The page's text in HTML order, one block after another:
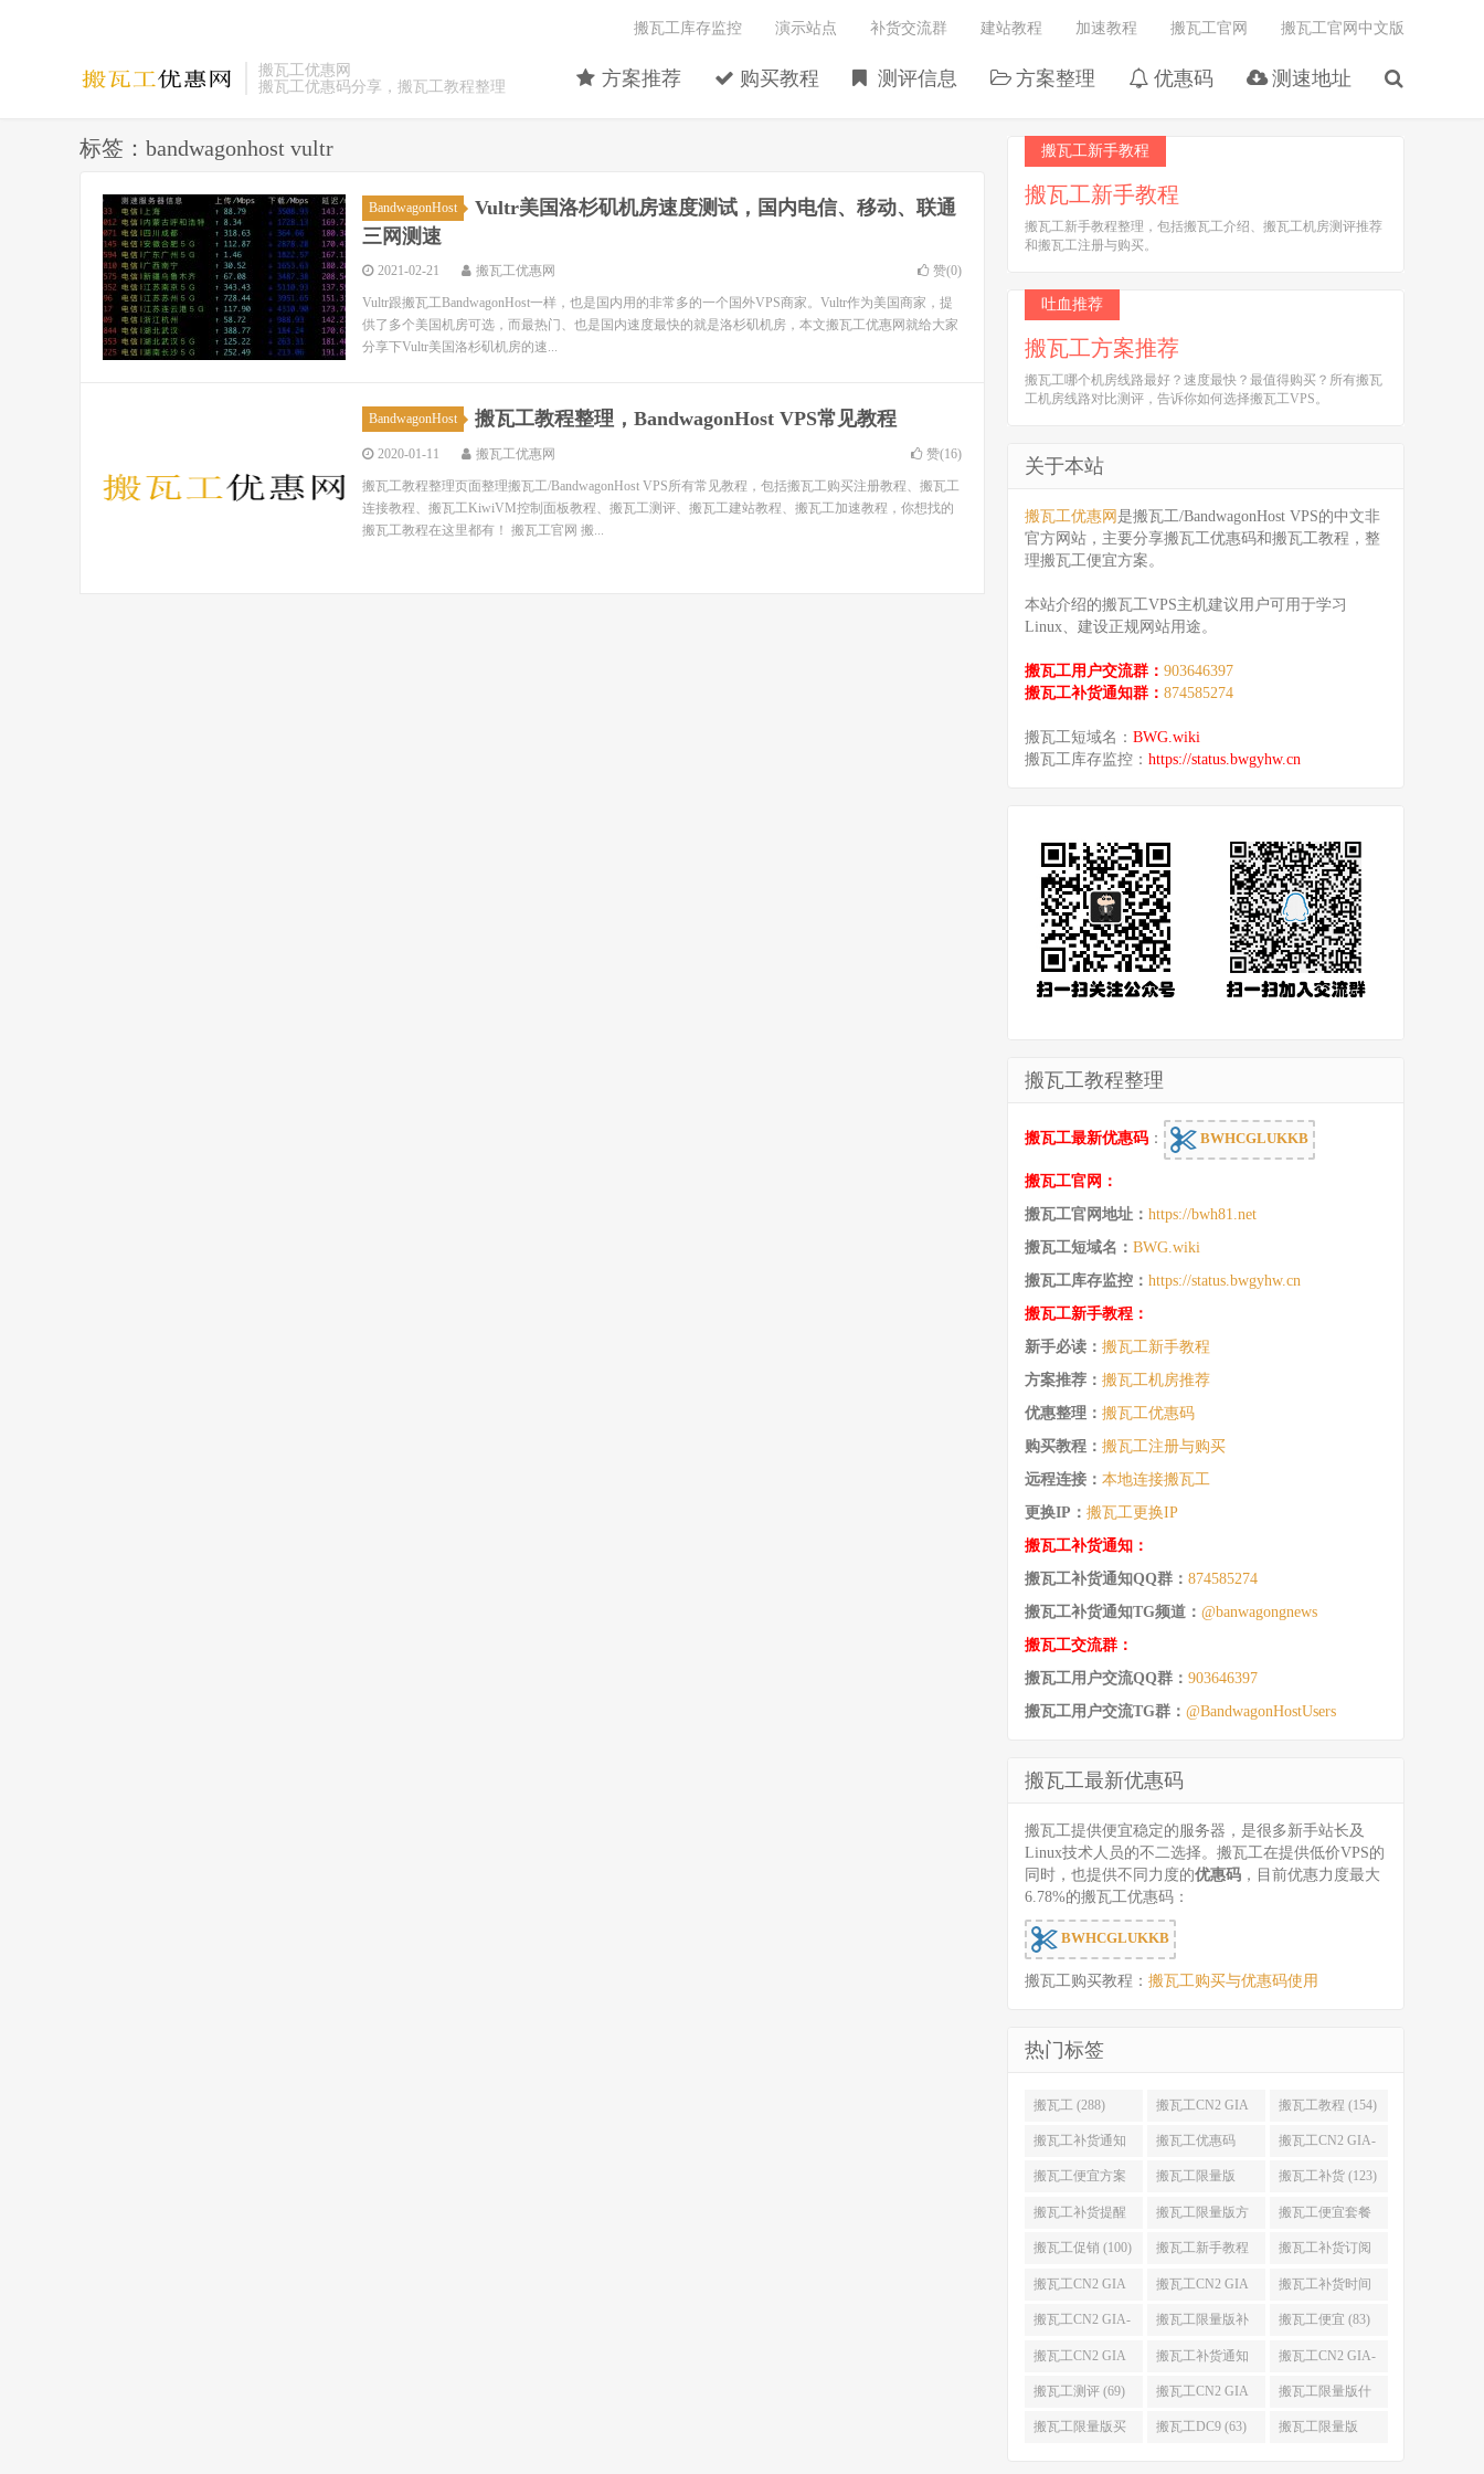
搬瓦工优惠网
搬瓦工优惠码分享，搬瓦工教程整理
方案推荐 购买教程 测评信息 方案整理 优惠码 测速地址
搬瓦工库存监控 演示站点 补货交流群 建站教程 加速教程 搬瓦工官网 搬瓦工官网中文版
标签：bandwagonhost vultr
BandwagonHost
Vultr美国洛杉矶机房速度测试，国内电信、移动、联通
三网测速
2021-02-21 搬瓦工优惠网 赞(0)
Vultr跟搬瓦工BandwagonHost一样，也是国内用的非常多的一个国外VPS商家。Vultr作为美国商家，提
供了多个美国机房可选，而最热门、也是国内速度最快的就是洛杉矶机房，本文搬瓦工优惠网就给大家
分享下Vultr美国洛杉矶机房的速...
BandwagonHost 搬瓦工教程整理，BandwagonHost VPS常见教程
2020-01-11 搬瓦工优惠网 赞(16)
搬瓦工教程整理页面整理搬瓦工/BandwagonHost VPS所有常见教程，包括搬瓦工购买注册教程、搬瓦工
连接教程、搬瓦工KiwiVM控制面板教程、搬瓦工测评、搬瓦工建站教程、搬瓦工加速教程，你想找的
搬瓦工教程在这里都有！ 搬瓦工官网 搬...
搬瓦工新手教程
搬瓦工新手教程
搬瓦工新手教程整理，包括搬瓦工介绍、搬瓦工机房测评推荐
和搬瓦工注册与购买。
吐血推荐
搬瓦工方案推荐
搬瓦工哪个机房线路最好？速度最快？最值得购买？所有搬瓦
工机房线路对比测评，告诉你如何选择搬瓦工VPS。
关于本站
搬瓦工优惠网 是搬瓦工/BandwagonHost VPS的中文非
官方网站，主要分享搬瓦工优惠码和搬瓦工教程，整
理搬瓦工便宜方案。
本站介绍的搬瓦工VPS主机建议用户可用于学习
Linux、建设正规网站用途。
搬瓦工用户交流群： 903646397
搬瓦工补货通知群： 874585274
搬瓦工短域名： BWG.wiki
搬瓦工库存监控： https://status.bwgyhw.cn
搬瓦工教程整理
搬瓦工最新优惠码 ： BWHCGLUKKB
搬瓦工官网：
搬瓦工官网地址： https://bwh81.net
搬瓦工短域名： BWG.wiki
搬瓦工库存监控： https://status.bwgyhw.cn
搬瓦工新手教程：
新手必读： 搬瓦工新手教程
方案推荐： 搬瓦工机房推荐
优惠整理： 搬瓦工优惠码
购买教程： 搬瓦工注册与购买
远程连接： 本地连接搬瓦工
更换IP： 搬瓦工更换IP
搬瓦工补货通知：
搬瓦工补货通知QQ群： 874585274
搬瓦工补货通知TG频道： @banwagongnews
搬瓦工交流群：
搬瓦工用户交流QQ群： 903646397
搬瓦工用户交流TG群： @BandwagonHostUsers
搬瓦工最新优惠码
搬瓦工提供便宜稳定的服务器，是很多新手站长及
Linux技术人员的不二选择。搬瓦工在提供低价VPS的
同时，也提供不同力度的优惠码 ，目前优惠力度最大
6.78%的搬瓦工优惠码：
BWHCGLUKKB
搬瓦工购买教程： 搬瓦工购买与优惠码使用
热门标签
搬瓦工 (288) 搬瓦工CN2 GIA
(176)
搬瓦工教程 (154)
搬瓦工补货通知
(132)
搬瓦工优惠码
(131)
搬瓦工CN2 GIA-
E (130)
搬瓦工便宜方案
(128)
搬瓦工限量版
(126)
搬瓦工补货 (123)
搬瓦工补货提醒
(106)
搬瓦工限量版方
案 (106)
搬瓦工便宜套餐
(103)
搬瓦工促销 (100) 搬瓦工新手教程
(98)
搬瓦工补货订阅
(98)
搬瓦工CN2 GIA
便宜方案 (92)
搬瓦工CN2 GIA
限量版 (90)
搬瓦工补货时间
(89)
搬瓦工CN2 GIA-
E限量版 (84)
搬瓦工限量版补
货 (84)
搬瓦工便宜 (83)
搬瓦工CN2 GIA
优惠 (82)
搬瓦工补货通知
QQ群 (76)
搬瓦工CN2 GIA-
E便宜套餐 (76)
搬瓦工测评 (69) 搬瓦工CN2 GIA
限量版补货 (67)
搬瓦工限量版什
么时候补货 (67)
搬瓦工限量版买 搬瓦工DC9 (63) 搬瓦工限量版